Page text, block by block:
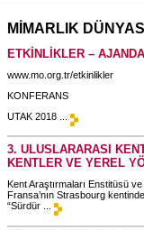
MİMARLIK
ETKİNLİKLER – AJANDA
www.mo.org.tr/etkinlikler
KONFERANS
UTAK 2018 ...
3. ULUSLARARASI
KENTLER VE YEREL
Kent Araştırmaları Enstitüsü ve
Fransa’nın Strasbourg
“Sürdür ...